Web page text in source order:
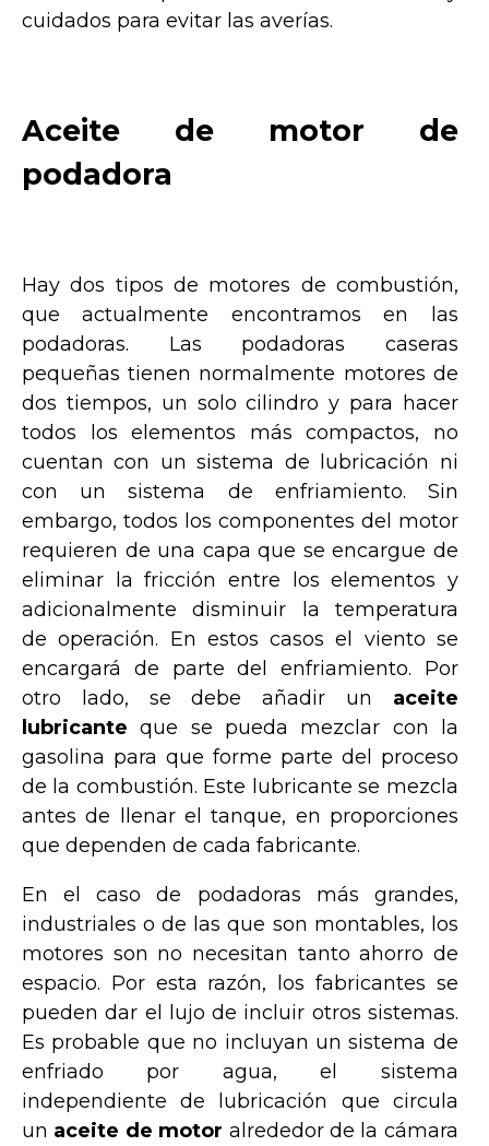
cuidados para evitar las averías.
Aceite de motor de
podadora
Hay dos tipos de motores de combustión,
que actualmente encontramos en las
podadoras. Las podadoras caseras
pequeñas tienen normalmente motores de
dos tiempos, un solo cilindro y para hacer
todos los elementos más compactos, no
cuentan con un sistema de lubricación ni
con un sistema de enfriamiento. Sin
embargo, todos los componentes del motor
requieren de una capa que se encargue de
eliminar la fricción entre los elementos y
adicionalmente disminuir la temperatura
de operación. En estos casos el viento se
encargará de parte del enfriamiento. Por
otro lado, se debe añadir un aceite
lubricante que se pueda mezclar con la
gasolina para que forme parte del proceso
de la combustión. Este lubricante se mezcla
antes de llenar el tanque, en proporciones
que dependen de cada fabricante.
En el caso de podadoras más grandes,
industriales o de las que son montables, los
motores son no necesitan tanto ahorro de
espacio. Por esta razón, los fabricantes se
pueden dar el lujo de incluir otros sistemas.
Es probable que no incluyan un sistema de
enfriado por agua, el sistema
independiente de lubricación que circula
un aceite de motor alrededor de la cámara